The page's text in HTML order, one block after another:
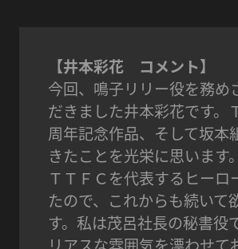
【井本彩花 コメント】
今回、鳴子リリー役を務め
だきました井本彩花です。
周年記念作品、そして坂本
きたことを光栄に思います
ＴＴＦＣを代表するヒーロ
たので、これからも続いて
す。私は茂呂社長の秘書役